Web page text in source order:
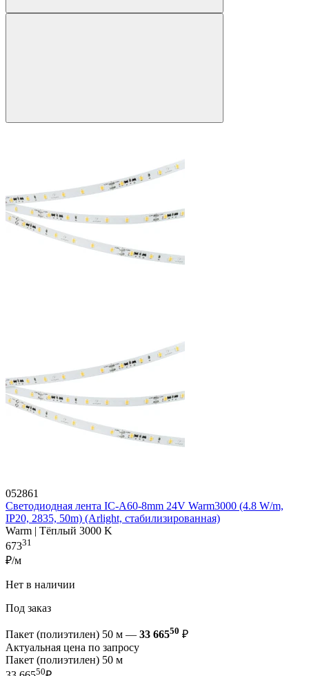
052861
Светодиодная лента IC-A60-8mm 24V Warm3000 (4.8 W/m,
IP20, 2835, 50m) (Arlight, стабилизированная)
Warm | Тёплый 3000 K
67331
₽/м
Нет в наличии
Под заказ
Пакет (полиэтилен) 50 м — 33 66550 ₽
Актуальная цена по запросу
Пакет (полиэтилен) 50 м
50